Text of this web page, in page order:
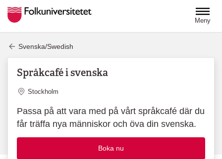
Meny
Svenska/Swedish
Språkcafé i svenska
Plats
Stockholm
Passa på att vara med på vårt språkcafé där du
får träffa nya människor och öva din svenska.
Boka nu